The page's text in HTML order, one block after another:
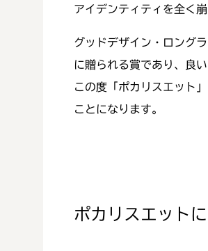
アイデンティティを全く
グッドデザイン・ロング
に贈られる賞であり、良
この度「ポカリスエット
ことになります。
ポカリスエット